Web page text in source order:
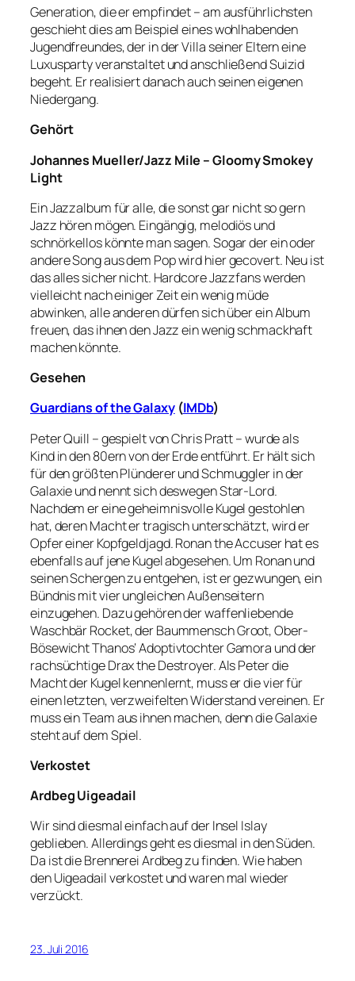
Generation, die er empfindet – am ausführlichsten
geschieht dies am Beispiel eines wohlhabenden
Jugendfreundes, der in der Villa seiner Eltern eine
Luxusparty veranstaltet und anschließend Suizid
begeht. Er realisiert danach auch seinen eigenen
Niedergang.
Gehört
Johannes Mueller/Jazz Mile – Gloomy Smokey
Light
Ein Jazzalbum für alle, die sonst gar nicht so gern
Jazz hören mögen. Eingängig, melodiös und
schnörkellos könnte man sagen. Sogar der ein oder
andere Song aus dem Pop wird hier gecovert. Neu ist
das alles sicher nicht. Hardcore Jazzfans werden
vielleicht nach einiger Zeit ein wenig müde
abwinken, alle anderen dürfen sich über ein Album
freuen, das ihnen den Jazz ein wenig schmackhaft
machen könnte.
Gesehen
Guardians of the Galaxy(IMDb)
Peter Quill – gespielt von Chris Pratt – wurde als
Kind in den 80ern von der Erde entführt. Er hält sich
für den größten Plünderer und Schmuggler in der
Galaxie und nennt sich deswegen Star-Lord.
Nachdem er eine geheimnisvolle Kugel gestohlen
hat, deren Macht er tragisch unterschätzt, wird er
Opfer einer Kopfgeldjagd. Ronan the Accuser hat es
ebenfalls auf jene Kugel abgesehen. Um Ronan und
seinen Schergen zu entgehen, ist er gezwungen, ein
Bündnis mit vier ungleichen Außenseitern
einzugehen. Dazu gehören der waffenliebende
Waschbär Rocket, der Baummensch Groot, Ober-
Bösewicht Thanos‘ Adoptivtochter Gamora und der
rachsüchtige Drax the Destroyer. Als Peter die
Macht der Kugel kennenlernt, muss er die vier für
einen letzten, verzweifelten Widerstand vereinen. Er
muss ein Team aus ihnen machen, denn die Galaxie
steht auf dem Spiel.
Verkostet
Ardbeg Uigeadail
Wir sind diesmal einfach auf der Insel Islay
geblieben. Allerdings geht es diesmal in den Süden.
Da ist die Brennerei Ardbeg zu finden. Wie haben
den Uigeadail verkostet und waren mal wieder
verzückt.
23. Juli 2016